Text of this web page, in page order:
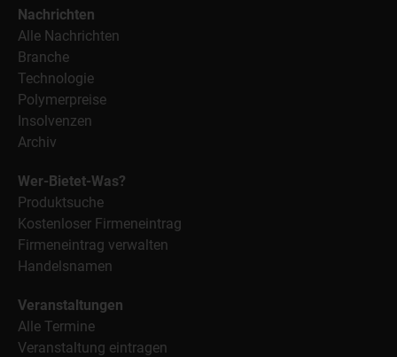
Nachrichten
Alle Nachrichten
Branche
Technologie
Polymerpreise
Insolvenzen
Archiv
Wer-Bietet-Was?
Produktsuche
Kostenloser Firmeneintrag
Firmeneintrag verwalten
Handelsnamen
Veranstaltungen
Alle Termine
Veranstaltung eintragen